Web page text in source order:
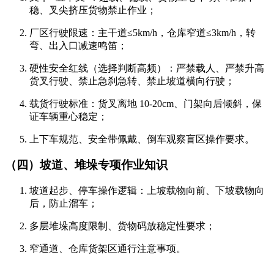
稳、叉尖挤压货物禁止作业；
厂区行驶限速：主干道≤5km/h，仓库窄道≤3km/h，转
弯、出入口减速鸣笛；
硬性安全红线（选择判断高频）：严禁载人、严禁升高
货叉行驶、禁止急刹急转、禁止坡道横向行驶；
载货行驶标准：货叉离地 10-20cm、门架向后倾斜，保
证车辆重心稳定；
上下车规范、安全带佩戴、倒车观察盲区操作要求。
（四）坡道、堆垛专项作业知识
坡道起步、停车操作逻辑：上坡载物向前、下坡载物向
后，防止溜车；
多层堆垛高度限制、货物码放稳定性要求；
窄通道、仓库货架区通行注意事项。